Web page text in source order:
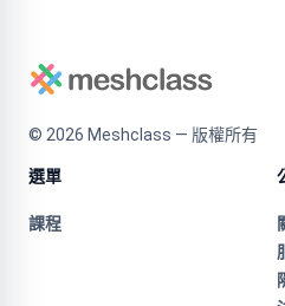
© 2026 Meshclass — 版權所有
選單
課程